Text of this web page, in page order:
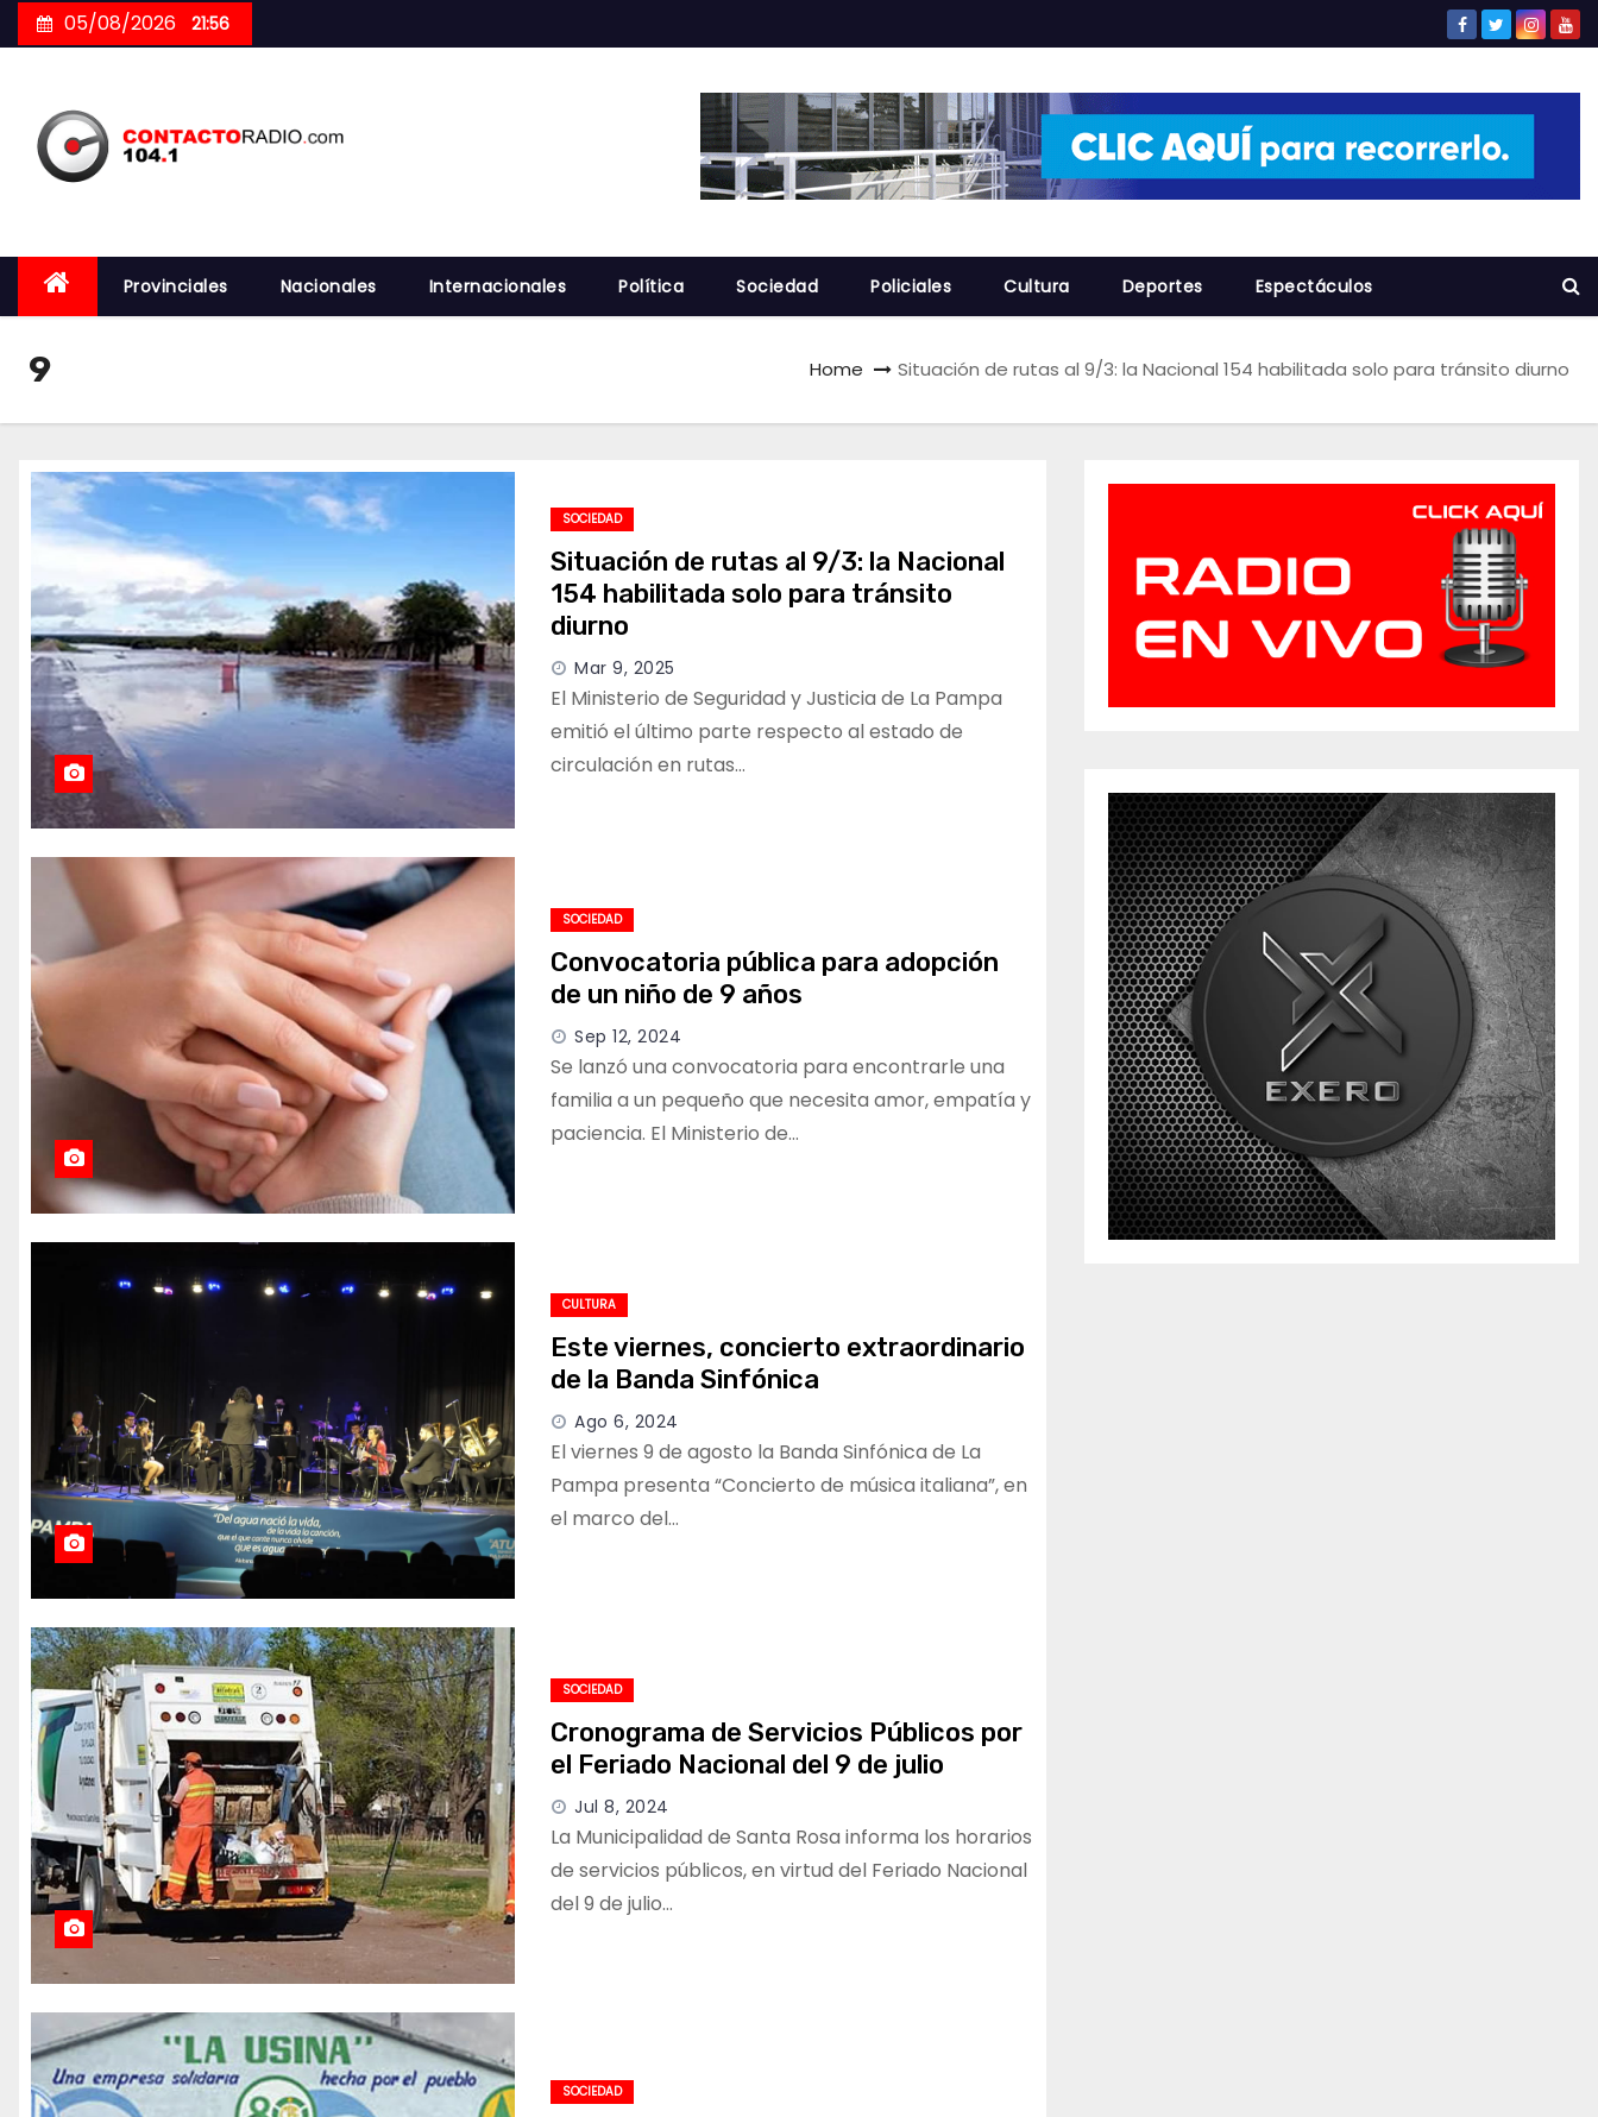
to
05/08/2026 21:56
Provinciales Nacionales Internacionales Política Sociedad Policiales Cultura Deportes Espectáculos
9 Home Situación de rutas al 9/3: la Nacional 154 habilitada solo para tránsito diurno
SOCIEDAD
Situación de rutas al 9/3: la Nacional
154 habilitada solo para tránsito
diurno
Mar 9, 2025
El Ministerio de Seguridad y Justicia de La Pampa
emitió el último parte respecto al estado de
circulación en rutas…
SOCIEDAD
Convocatoria pública para adopción
de un niño de 9 años
Sep 12, 2024
Se lanzó una convocatoria para encontrarle una
familia a un pequeño que necesita amor, empatía y
paciencia. El Ministerio de…
CULTURA
Este viernes, concierto extraordinario
de la Banda Sinfónica
Ago 6, 2024
El viernes 9 de agosto la Banda Sinfónica de La
Pampa presenta “Concierto de música italiana”, en
el marco del…
SOCIEDAD
Cronograma de Servicios Públicos por
el Feriado Nacional del 9 de julio
Jul 8, 2024
La Municipalidad de Santa Rosa informa los horarios
de servicios públicos, en virtud del Feriado Nacional
del 9 de julio…
SOCIEDAD